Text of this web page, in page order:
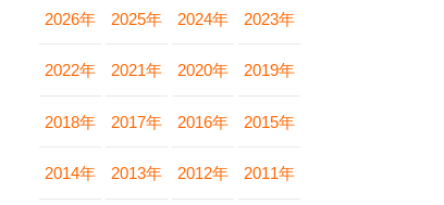
2026年 2025年 2024年 2023年
2022年 2021年 2020年 2019年
2018年 2017年 2016年 2015年
2014年 2013年 2012年 2011年